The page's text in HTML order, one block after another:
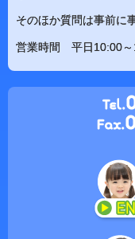
そのほか質問は事前に
営業時間 平日10:00～